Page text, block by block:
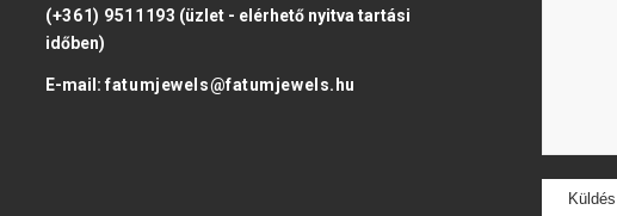
(+361) 9511193 (üzlet - elérhető nyitva tartási
időben)
E-mail:fatumjewels@fatumjewels.hu